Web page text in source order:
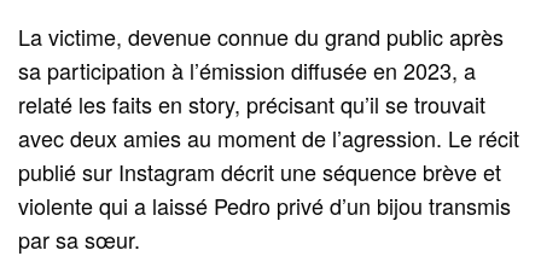
La victime, devenue connue du grand public après
sa participation à l’émission diffusée en 2023, a
relaté les faits en story, précisant qu’il se trouvait
avec deux amies au moment de l’agression. Le récit
publié sur Instagram décrit une séquence brève et
violente qui a laissé Pedro privé d’un bijou transmis
par sa sœur.